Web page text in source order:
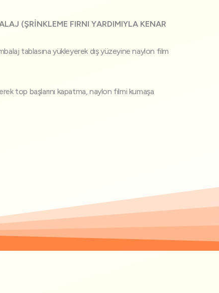
(ŞRİNKLEME FIRNI YARDIMIYLA KENAR
tablasına yükleyerek dış yüzeyine naylon film
top başlarını kapatma, naylon filmi kumaşa